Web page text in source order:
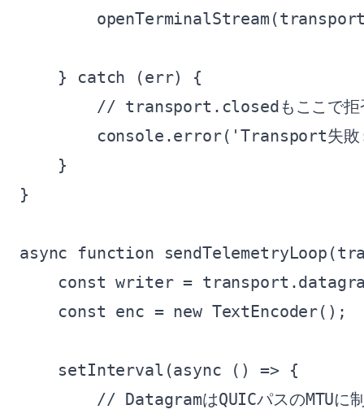
    } catch (err) {
// transport.closedもここで拒
console.error('Transport失
    }
}
async function
const writer =
    const enc = new TextEncoder();
    setInterval(async () => {
// DatagramはQUICパスのMTUに制